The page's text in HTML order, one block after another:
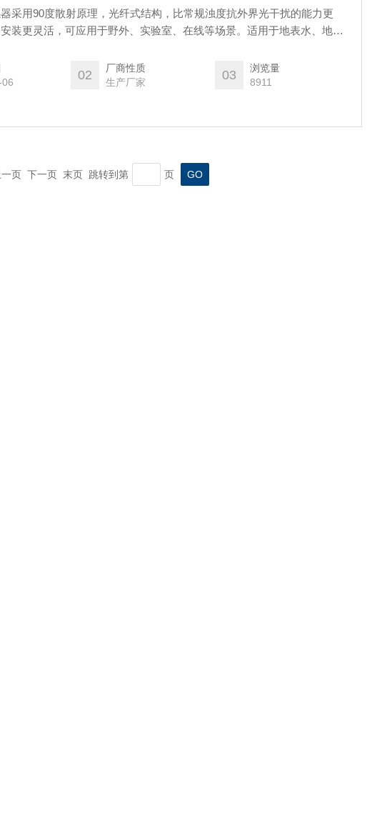
采用90度散射原理，光纤式结构，比常规浊度抗外界光干扰的能力更
装更灵活，可应用于野外、实验室、在线等场景。适用于地表水、地下
02
厂商性质
生产厂家
03
浏览量
8911
页 下一页 末页 跳转到第 页